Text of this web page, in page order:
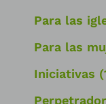
Para las
Para las
Iniciativas